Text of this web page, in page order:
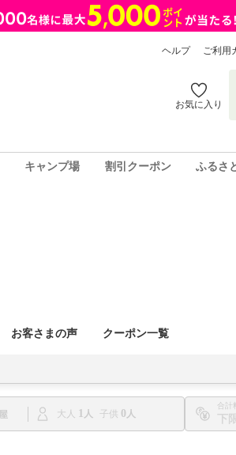
ヘルプ ご利用
お気に入り
キャンプ場 割引クーポン ふるさ
お客さまの声 クーポン一覧
大人 1 子供 0
合計